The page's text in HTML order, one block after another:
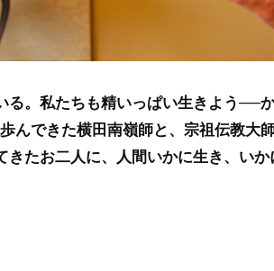
る。私たちも精いっぱい生きよう──
んできた横田南嶺師と、宗祖伝教大
たお二人に、人間いかに生き、い